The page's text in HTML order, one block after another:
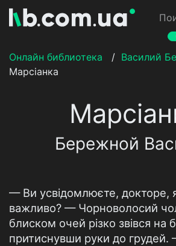
Онлайн библиотека
/ Василий
Марсіанка
Бережной
— Ви усвідомлюєте, докторе,
важливо? — Чорноволосий
блиском очей різко звівся на
притиснувши руки до грудей.